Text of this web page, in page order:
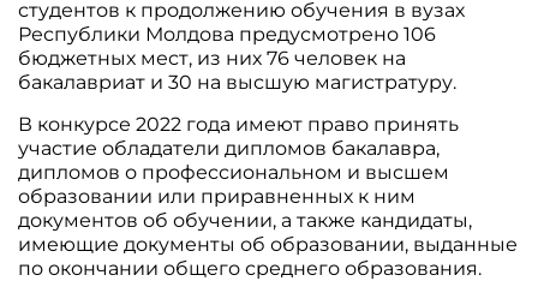
студентов к продолжению обучения в вузах
Республики Молдова предусмотрено 106
бюджетных мест, из них 76 человек на
бакалавриат и 30 на высшую магистратуру.
В конкурсе 2022 года имеют право принять
участие обладатели дипломов бакалавра,
дипломов о профессиональном и высшем
образовании или приравненных к ним
документов об обучении, а также кандидаты,
имеющие документы об образовании, выданные
по окончании общего среднего образования.